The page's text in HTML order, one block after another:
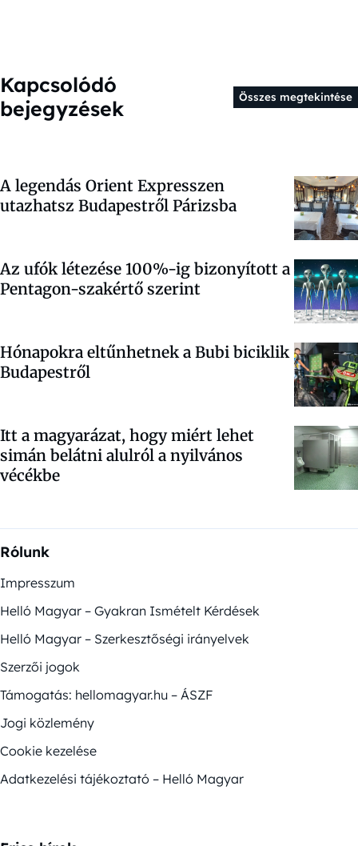
Kapcsolódó
bejegyzések
Összes megtekintése
A legendás Orient Expresszen
utazhatsz Budapestről Párizsba
Az ufók létezése 100%-ig bizonyított a
Pentagon-szakértő szerint
Hónapokra eltűnhetnek a Bubi biciklik
Budapestről
Itt a magyarázat, hogy miért lehet
simán belátni alulról a nyilvános
vécékbe
Rólunk
Impresszum
Helló Magyar – Gyakran Ismételt Kérdések
Helló Magyar – Szerkesztőségi irányelvek
Szerzői jogok
Támogatás: hellomagyar.hu – ÁSZF
Jogi közlemény
Cookie kezelése
Adatkezelési tájékoztató – Helló Magyar